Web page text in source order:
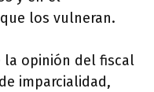
los vulneran.
la opinión del fiscal
imparcialidad,